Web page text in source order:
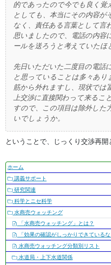
的であったので今でも良く覚
としても、本当にその内容が
なく、責任ある言葉として言
思いましたので、電話の内容
ールを送ろうと考えていたほ
先日いただいた二度目の電話
と思っていることは多々あり
筋から外れますし、現状では
上交渉に直接関わって来るこ
すので、この項目は除外した
いでしょうか。
ということで、じっくり交渉再開
ナ
ビ
ゲ
ー
シ
ョ
ン
ホーム
講義サポート
研究関連
科学とニセ科学
水商売ウォッチング
「水商売ウォッチング」とは？
「効果の確認がしっかりできている
水商売ウォッチング分類別リスト
水道局・上下水道関係